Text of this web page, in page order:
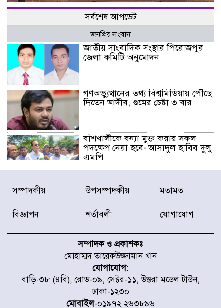
সর্বশেষ আপডেট
জনপ্রিয় সংবাদ
জাতীয় সাংবাদিক সংস্থার পিরোজপুর
জেলা কমিটি অনুমোদন
গণঅভ্যুত্থানের তথ্য বিশ্বমিডিয়ায় পৌঁছে
দিতেন আদীব, গুমের চেষ্টা ৩ বার
বাঁশখালীকে বন্যা মুক্ত করার সকল
পদক্ষেপ নেয়া হবে- আসাদুল হাবিব দুলু
এমপি
বিদ্যুৎ-জ্বালানি খাতে অস্থিরতা তৈরির
চেষ্টা করছে একটি চক্র : প্রধানমন্ত্রী
৫ আহত, চীনে বন্দর বন্ধ
চিকিৎসা খাতে জিডিপির ৫ শতাংশ
বরাদ্দের ঘোষণা স্থানীয় সরকার মন্ত্রীর
সম্পাদকীয় উপসম্পাদকীয় মতামত
বিজ্ঞাপন শর্তাবলী যোগাযোগ
সম্পাদক ও প্রকাশকঃ
মোহাম্মদ তারেকউজ্জামান খান
যোগাযোগ:
বাড়ি-৩৮ (৪বি), রোড-০৯, সেক্টর-১১, উত্তরা মডেল টাউন,
ঢাকা-১২৩০
মোবাইল-০১৯৭২ ২৬৩৮৯৬